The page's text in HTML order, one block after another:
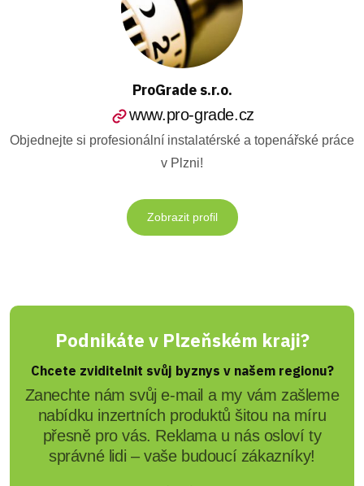
ProGrade s.r.o.
www.pro-grade.cz
Objednejte si profesionální instalatérské a topenářské práce
v Plzni!
Zobrazit profil
Podnikáte v Plzeňském kraji?
Chcete zviditelnit svůj byznys v našem regionu?
Zanechte nám svůj e-mail a my vám zašleme
nabídku inzertních produktů šitou na míru
přesně pro vás. Reklama u nás osloví ty
správné lidi – vaše budoucí zákazníky!